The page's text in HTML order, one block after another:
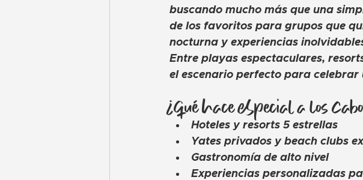
buscando mucho más que una
de los favoritos para grupos que
nocturna y experiencias
Entre playas espectaculares,
el escenario perfecto para celebrar
¿Qué hace especial a Los
Hoteles y resorts 5 estrellas
Yates privados y beach clubs
Gastronomía de alto nivel
Experiencias personalizadas